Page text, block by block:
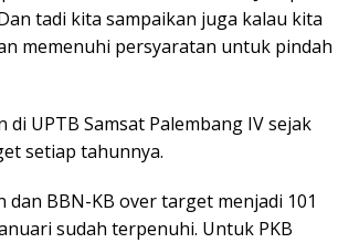
tadi kita sampaikan juga kalau kita
memenuhi persyaratan untuk pindah
UPTB Samsat Palembang IV sejak
setiap tahunnya.
BBN-KB over target menjadi 101
sudah terpenuhi. Untuk PKB